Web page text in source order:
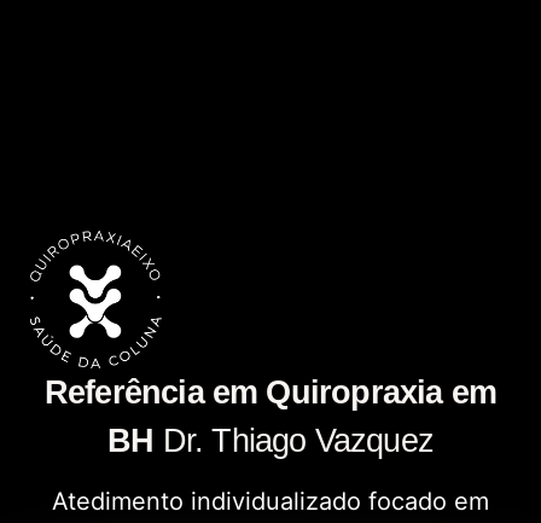
Referência em Quiropraxia em
BH Dr. Thiago Vazquez
Atedimento individualizado focado em